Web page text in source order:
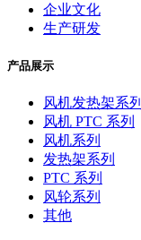
企业文化
生产研发
产品展示
风机发热架系列
风机 PTC 系列
风机系列
发热架系列
PTC 系列
风轮系列
其他